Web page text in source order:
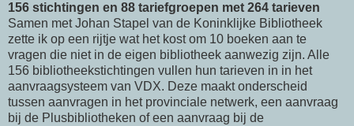
156 stichtingen en 88 tariefgroepen met 264 tarieven
Samen met Johan Stapel van de Koninklijke Bibliotheek
zette ik op een rijtje wat het kost om 10 boeken aan te
vragen die niet in de eigen bibliotheek aanwezig zijn. Alle
156 bibliotheekstichtingen vullen hun tarieven in in het
aanvraagsysteem van VDX. Deze maakt onderscheid
tussen aanvragen in het provinciale netwerk, een aanvraag
bij de Plusbibliotheken of een aanvraag bij de